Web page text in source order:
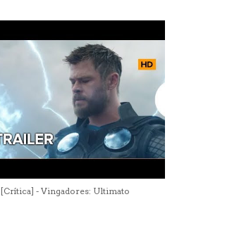
[Crítica] - Vingadores: Ultimato